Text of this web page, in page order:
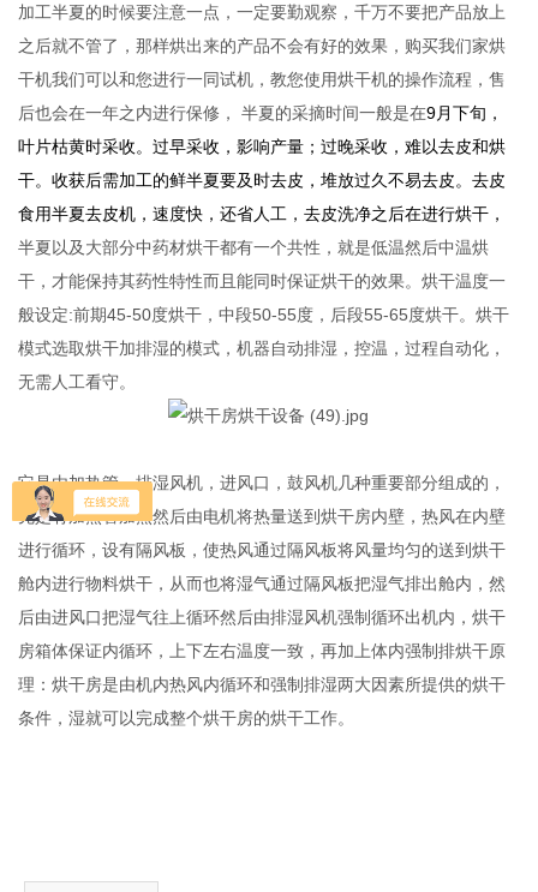
加工半夏的时候要注意一点，一定要勤观察，千万不要把产品放上
之后就不管了，那样烘出来的产品不会有好的效果，购买我们家烘
干机我们可以和您进行一同试机，教您使用烘干机的操作流程，售
后也会在一年之内进行保修， 半夏的采摘时间一般是在9月下旬，
叶片枯黄时采收。过早采收，影响产量；过晚采收，难以去皮和烘
干。收获后需加工的鲜半夏要及时去皮，堆放过久不易去皮。去皮
食用半夏去皮机，速度快，还省人工，去皮洗净之后在进行烘干，
半夏以及大部分中药材烘干都有一个共性，就是低温然后中温烘
干，才能保持其药性特性而且能同时保证烘干的效果。烘干温度一
般设定:前期45-50度烘干，中段50-55度，后段55-65度烘干。烘干
模式选取烘干加排湿的模式，机器自动排湿，控温，过程自动化，
无需人工看守。
它是由加热管，排湿风机，进风口，鼓风机几种重要部分组成的，
先是有加热管加热然后由电机将热量送到烘干房内壁，热风在内壁
进行循环，设有隔风板，使热风通过隔风板将风量均匀的送到烘干
舱内进行物料烘干，从而也将湿气通过隔风板把湿气排出舱内，然
后由进风口把湿气往上循环然后由排湿风机强制循环出机内，烘干
房箱体保证内循环，上下左右温度一致，再加上体内强制排烘干原
理：烘干房是由机内热风内循环和强制排湿两大因素所提供的烘干
条件，湿就可以完成整个烘干房的烘干工作。